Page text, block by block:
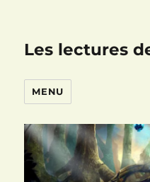
Les lectures
MENU